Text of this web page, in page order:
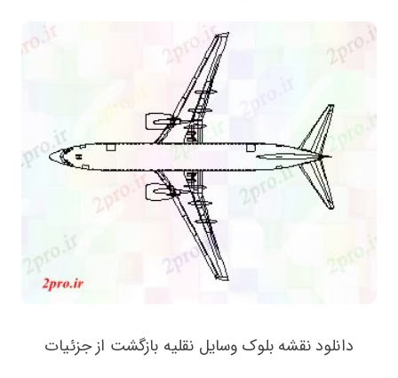
دانلود نقشه بلوک وسایل نقلیه بازگشت از جزئیات